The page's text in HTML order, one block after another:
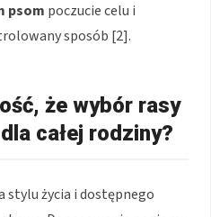
psom poczucie celu i
sposób [2].
że wybór rasy
całej rodziny?
stylu życia i dostępnego